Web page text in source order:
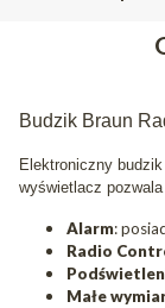
Budzik Braun
Elektroniczny
wyświetlacz
Alarm:
Radio
Małe